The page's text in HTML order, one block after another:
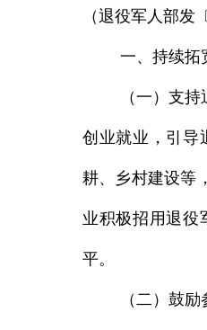
（退役军人部发
一、持续拓
（一）支
创业就业，引导
耕、乡村建设等
业积极招用退役
平。
（二）鼓